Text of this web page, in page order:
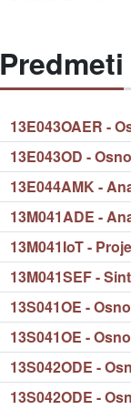
Predmeti
13E043OAER -
13E043OD -
13E044AMK -
13M041ADE -
13M041IoT -
13M041SEF -
13S041OE -
13S041OE -
13S042ODE -
13S042ODE -